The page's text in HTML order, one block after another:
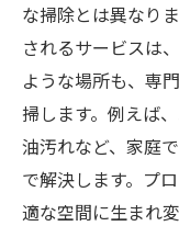
最新技術
アフタ
快適な住
岡山市南
プロによる
潔な住環境の
な掃除とは異なり
されるサービスは
ような場所も、専
掃します。例えば
油汚れなど、家庭
で解決します。プ
適な空間に生まれ